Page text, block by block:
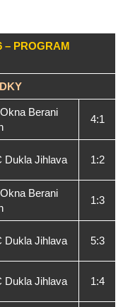
– PROGRAM
Berani
4:1
Dukla Jihlava 1:2
Berani
1:3
Dukla Jihlava 5:3
Dukla Jihlava 1:4